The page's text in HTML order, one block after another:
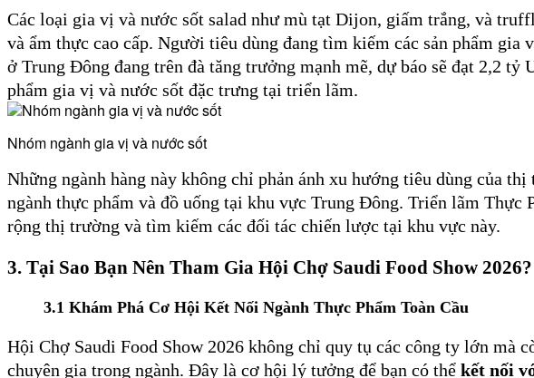
Các loại gia vị và nước sốt salad như mù tạt Dijon, giấm trắng, và
và ẩm thực cao cấp. Người tiêu dùng đang tìm kiếm các sản phẩm
ở Trung Đông đang trên đà tăng trưởng mạnh mẽ, dự báo sẽ đạt 2,2
phẩm gia vị và nước sốt đặc trưng tại triển lãm.
Nhóm ngành gia vị và nước sốt
Những ngành hàng này không chỉ phản ánh xu hướng tiêu dùng của
ngành thực phẩm và đồ uống tại khu vực Trung Đông. Triển lãm Thực
rộng thị trường và tìm kiếm các đối tác chiến lược tại khu vực này.
3. Tại Sao Bạn Nên Tham Gia Hội Chợ Saudi Food Show 2026?
3.1 Khám Phá Cơ Hội Kết Nối Ngành Thực Phẩm Toàn Cầu
Hội Chợ Saudi Food Show 2026 không chỉ quy tụ các công ty lớn mà
chuyên gia trong ngành. Đây là cơ hội lý tưởng để bạn có thể kết nối